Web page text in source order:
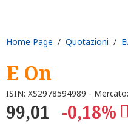
Home Page / Quotazioni /
E On
ISIN: XS2978594989 -
99,01 -0,18%